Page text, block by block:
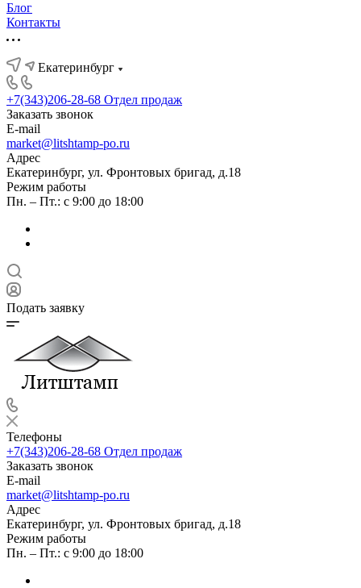
Блог
Контакты
Екатеринбург
+7(343)206-28-68 Отдел продаж
Заказать звонок
E-mail
market@litshtamp-po.ru
Адрес
Екатеринбург, ул. Фронтовых бригад, д.18
Режим работы
Пн. – Пт.: с 9:00 до 18:00
Подать заявку
Телефоны
+7(343)206-28-68 Отдел продаж
Заказать звонок
E-mail
market@litshtamp-po.ru
Адрес
Екатеринбург, ул. Фронтовых бригад, д.18
Режим работы
Пн. – Пт.: с 9:00 до 18:00